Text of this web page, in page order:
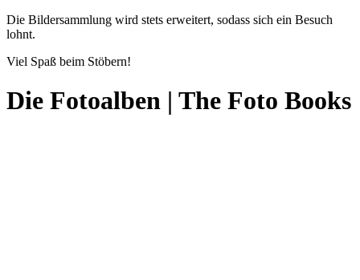
Die Bildersammlung wird stets erweitert, sodass sich ein Besuch
lohnt.
Viel Spaß beim Stöbern!
Die Fotoalben | The Foto Books